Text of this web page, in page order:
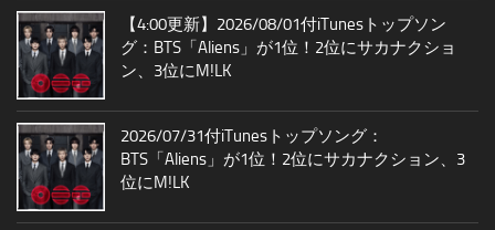
【4:00更新】2026/08/01付iTunesトップソン
グ：BTS「Aliens」が1位！2位にサカナクショ
ン、3位にM!LK
2026/07/31付iTunesトップソング：
BTS「Aliens」が1位！2位にサカナクション、3
位にM!LK